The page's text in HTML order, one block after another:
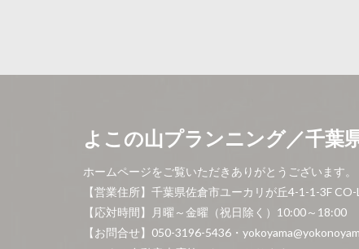
よこの山プランニング／千葉
ホームページをご覧いただきありがとうございます。
【営業住所】千葉県佐倉市ユーカリが丘4-1-1-3F
【応対時間】月曜～金曜（祝日除く）10:00～18:00
【お問合せ】050-3196-5436・